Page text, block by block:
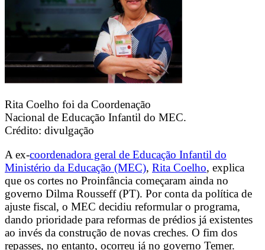
Rita Coelho foi da Coordenação
Nacional de Educação Infantil do MEC.
Crédito: divulgação
A ex-coordenadora geral de Educação Infantil do
Ministério da Educação (MEC), Rita Coelho, explica
que os cortes no Proinfância começaram ainda no
governo Dilma Rousseff (PT). Por conta da política de
ajuste fiscal, o MEC decidiu reformular o programa,
dando prioridade para reformas de prédios já existentes
ao invés da construção de novas creches. O fim dos
repasses, no entanto, ocorreu já no governo Temer.